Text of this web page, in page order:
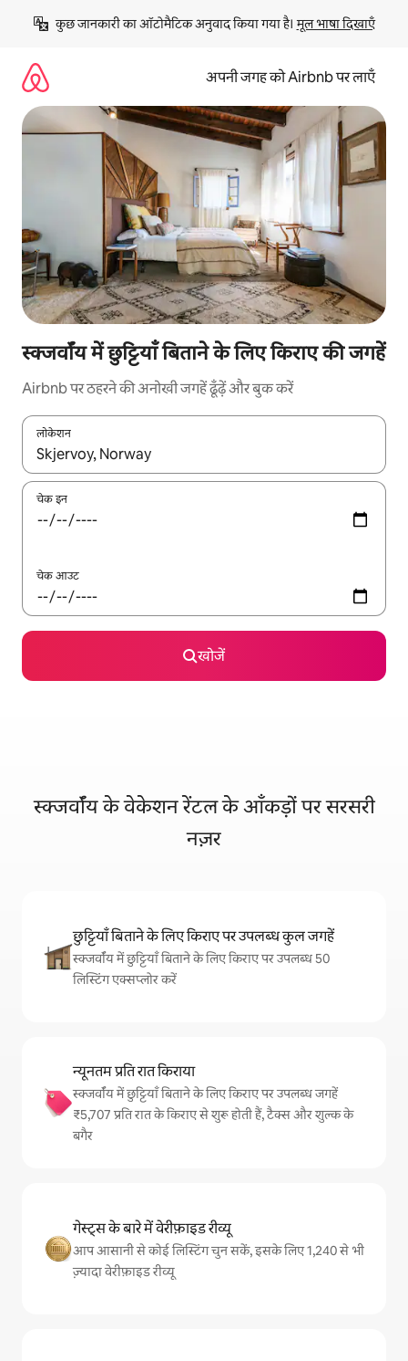
छोड़कर
कॉन्टेंट
कुछ जानकारी का ऑटोमैटिक अनुवाद किया गया है। मूल भाषा दिखाएँ
अपनी जगह को Airbnb पर लाएँ
स्क्जर्वॉय में छुट्टियाँ बिताने के लिए किराए की जगहें
Airbnb पर ठहरने की अनोखी जगहें ढूँढ़ें और बुक करें
लोकेशन
नतीजों के उपलब्ध होने पर, अप और डाउन 'ऐरो की' का इस्तेमाल करके नेविगेट
चेक इन
चेक आउट
खोजें
स्क्जर्वॉय के वेकेशन रेंटल के आँकड़ों पर सरसरी
नज़र
छुट्टियाँ बिताने के लिए किराए पर उपलब्ध कुल जगहें
स्क्जर्वॉय में छुट्टियाँ बिताने के लिए किराए पर उपलब्ध 50
लिस्टिंग एक्सप्लोर करें
न्यूनतम प्रति रात किराया
स्क्जर्वॉय में छुट्टियाँ बिताने के लिए किराए पर उपलब्ध जगहें
₹5,707 प्रति रात के किराए से शुरू होती हैं, टैक्स और शुल्क के
बगैर
गेस्ट्स के बारे में वेरीफ़ाइड रीव्यू
आप आसानी से कोई लिस्टिंग चुन सकें, इसके लिए 1,240 से भी
ज़्यादा वेरीफ़ाइड रीव्यू